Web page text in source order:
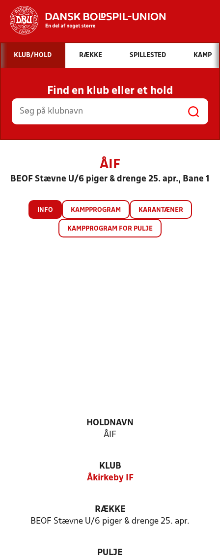
Hvad vil du søge efter?
INDHOLD OG NYHEDER
STILLINGER, RESULTATER, KLUBBER OG
HOLD
KLUB/HOLD RÆKKE SPILLESTED KAMP
Find en klub eller et hold
ÅIF
BEOF Stævne U/6 piger & drenge 25. apr., Bane 1
INFO KAMPPROGRAM KARANTÆNER
KAMPPROGRAM FOR PULJE
HOLDNAVN
ÅIF
KLUB
Åkirkeby IF
RÆKKE
BEOF Stævne U/6 piger & drenge 25. apr.
PULJE